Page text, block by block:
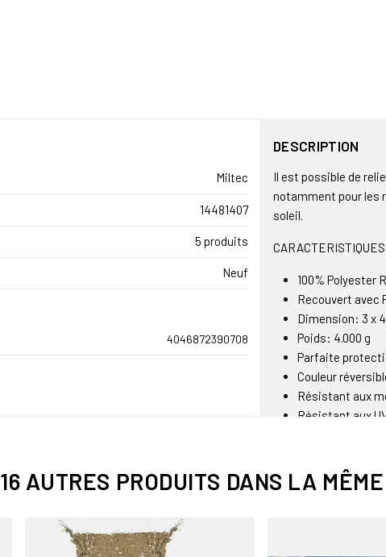
Miltec
14481407
5 produits
Neuf
4046872390708
DESCRIPTION
Il est possible de
notamment pour les
soleil.
100% Polyester
Recouvert avec
Dimension: 3 x
Poids: 4.000 g
Parfaite
Couleur
Résistant aux
Résistant aux
chaleur.
Cadre en fil
Il est conseillé de
16 AUTRES PRODUITS DANS LA